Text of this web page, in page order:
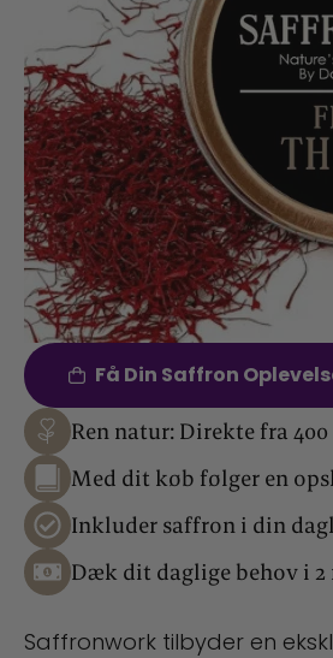
Få Din Saffron
Ren natur: Direkte fra
Med dit køb følger en
Inkluder saffron i din
Dæk dit daglige behov i
Saffronwork tilbyder en